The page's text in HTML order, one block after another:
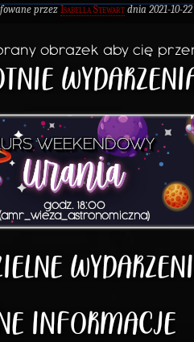
przez Isabella Stewartdnia 2021-10-22